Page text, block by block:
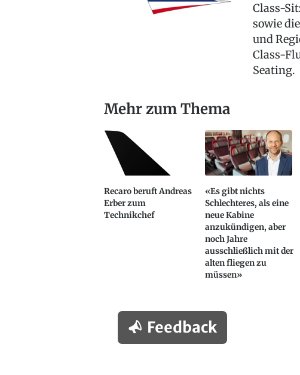
Class-
sowie
und
Class-
Seating.
Mehr zum Thema
Recaro beruft Andreas
Erber zum
Technikchef
«Es gibt nichts
Schlechteres, als eine
neue Kabine
anzukündigen, aber
noch Jahre
ausschließlich mit der
alten fliegen zu
müssen»
Feedback